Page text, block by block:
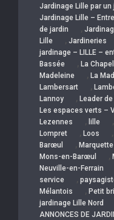
Jardinage Lille par
Jardinage Lille –
de jardin
,
Lille
, Jardineries
jardinage – LILLE –
Bassée
, La
Madeleine
, La
Lambersart ,
Lannoy , Leader
Les espaces verts –
Lezennes , lille ,
Lompret , Loos ,
Barœul
,
Mons-en-Barœul ,
Neuville-en-Ferrain
service
,
Mélantois
, Petit
jardinage Lille Nord
ANNONCES DE